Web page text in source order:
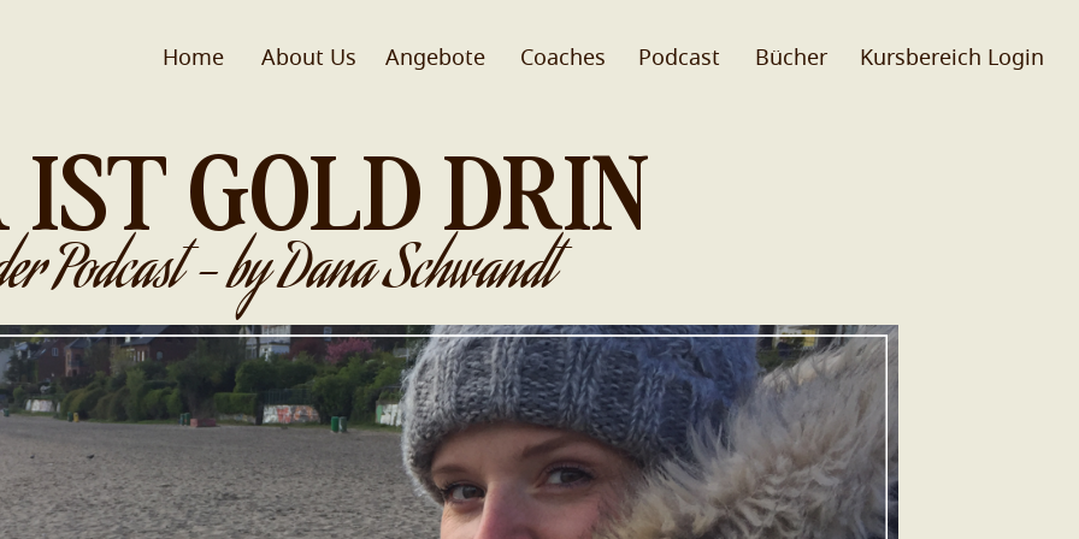
Home About Us Coaches
Angebote Podcast Bücher Kursbereich Login
IST GOLD DRIN
Podcast - by Dana Schwandt